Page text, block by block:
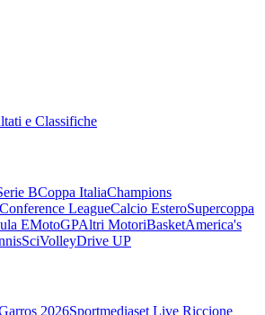
e Classifiche
BCoppa ItaliaChampions
Conference LeagueCalcio EsteroSupercoppa
EMotoGPAltri MotoriBasketAmerica's
SciVolleyDrive UP
2026Sportmediaset Live Riccione